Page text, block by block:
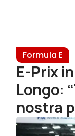
Formula E
E-Prix
Longo:
nostra